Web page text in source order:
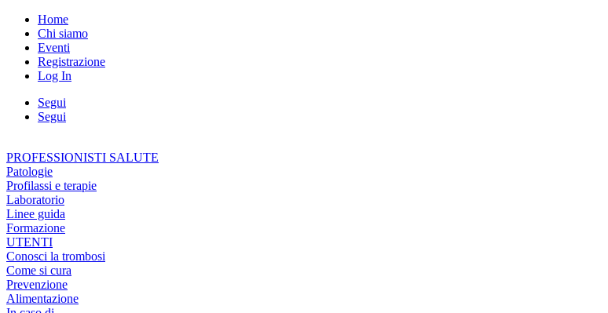
Home
Chi siamo
Eventi
Registrazione
Log In
Segui
Segui
PROFESSIONISTI SALUTE
Patologie
Profilassi e terapie
Laboratorio
Linee guida
Formazione
UTENTI
Conosci la trombosi
Come si cura
Prevenzione
Alimentazione